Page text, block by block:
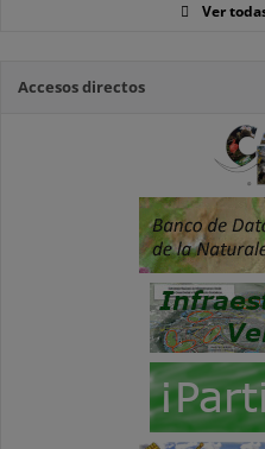
Ver
Accesos directos